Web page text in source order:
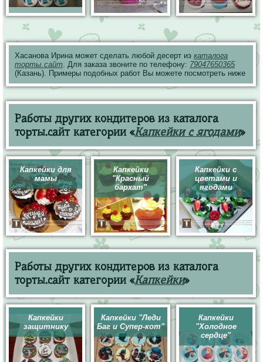
Хасанова Ирина может сделать любой десерт из каталога
торты.сайт. Для заказа звоните по телефону: 79047650365
(Казань). Примеры подобных работ Вы можете посмотреть ниже
Работы других кондитеров из каталога
торты.сайт категории «Капкейки с ягодами»
Капкейки для
мамы
Капкейки
"Красный
бархат"
Капкейки с
цветами и
ягодами
Работы других кондитеров из каталога
торты.сайт категории «Капкейки»
Капкейки
защитнику
Капкейки "Леди
Баг и Супер-кот"
Капкейки
"Холодное
сердце"